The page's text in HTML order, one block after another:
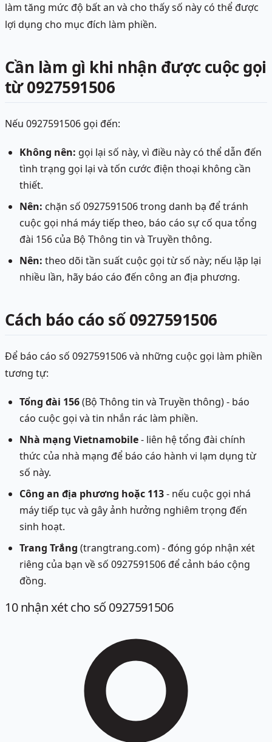
làm tăng mức độ bất an và cho thấy số này có thể được
lợi dụng cho mục đích làm phiền.
Cần làm gì khi nhận được cuộc gọi
từ 0927591506
Nếu 0927591506 gọi đến:
Không nên: gọi lại số này, vì điều này có thể dẫn đến
tình trạng gọi lại và tốn cước điện thoại không cần
thiết.
Nên: chặn số 0927591506 trong danh bạ để tránh
cuộc gọi nhá máy tiếp theo, báo cáo sự cố qua tổng
đài 156 của Bộ Thông tin và Truyền thông.
Nên: theo dõi tần suất cuộc gọi từ số này; nếu lặp lại
nhiều lần, hãy báo cáo đến công an địa phương.
Cách báo cáo số 0927591506
Để báo cáo số 0927591506 và những cuộc gọi làm phiền
tương tự:
Tổng đài 156(Bộ Thông tin và Truyền thông) - báo
cáo cuộc gọi và tin nhắn rác làm phiền.
Nhà mạng Vietnamobile- liên hệ tổng đài chính
thức của nhà mạng để báo cáo hành vi lạm dụng từ
số này.
Công an địa phương hoặc 113- nếu cuộc gọi nhá
máy tiếp tục và gây ảnh hưởng nghiêm trọng đến
sinh hoạt.
Trang Trắng (trangtrang.com) - đóng góp nhận xét
riêng của bạn về số 0927591506 để cảnh báo cộng
đồng.
10nhận xétcho số 0927591506